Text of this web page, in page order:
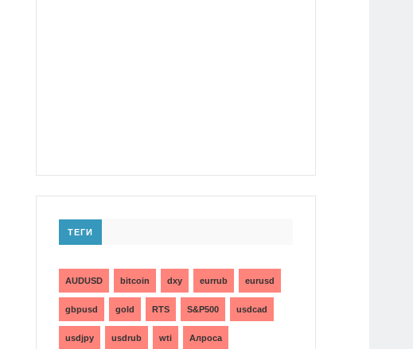
ТЕГИ
AUDUSD bitcoin dxy eurrub eurusd
gbpusd gold RTS S&P500 usdcad
usdjpy usdrub wti Алроса